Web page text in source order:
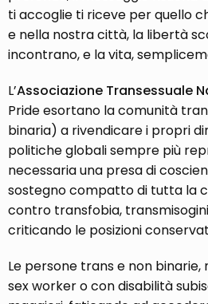
ti accoglie ti riceve per quello
e nella nostra città, la libertà
incontrano, e la vita,
L’Associazione Transessuale
Pride esortano la comunità
binaria) a rivendicare i propri
politiche globali sempre più
necessaria una presa di
sostegno compatto di tutta la
contro transfobia,
criticando le posizioni
Le persone trans e non binarie,
sex worker o con disabilità